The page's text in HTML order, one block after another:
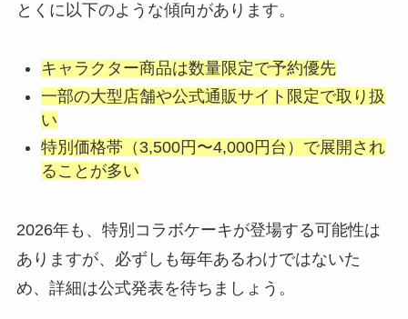
とくに以下のような傾向があります。
キャラクター商品は数量限定で予約優先
一部の大型店舗や公式通販サイト限定で取り扱
い
特別価格帯（3,500円〜4,000円台）で展開され
ることが多い
2026年も、特別コラボケーキが登場する可能性は
ありますが、必ずしも毎年あるわけではないた
め、詳細は公式発表を待ちましょう。